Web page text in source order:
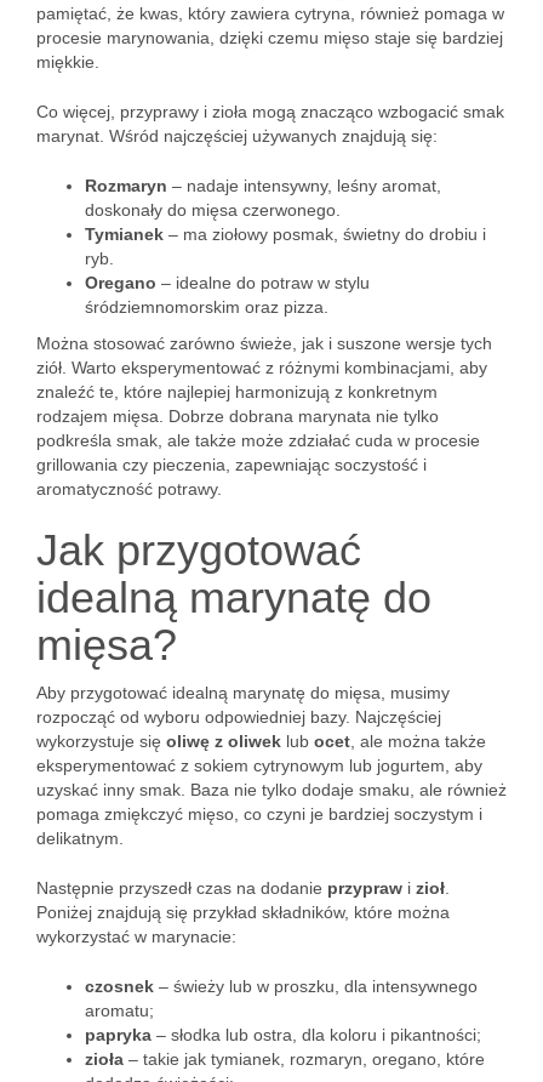
pamiętać, że kwas, który zawiera cytryna, również pomaga w
procesie marynowania, dzięki czemu mięso staje się bardziej
miękkie.
Co więcej, przyprawy i zioła mogą znacząco wzbogacić smak
marynat. Wśród najczęściej używanych znajdują się:
Rozmaryn – nadaje intensywny, leśny aromat,
doskonały do mięsa czerwonego.
Tymianek – ma ziołowy posmak, świetny do drobiu i
ryb.
Oregano – idealne do potraw w stylu
śródziemnomorskim oraz pizza.
Można stosować zarówno świeże, jak i suszone wersje tych
ziół. Warto eksperymentować z różnymi kombinacjami, aby
znaleźć te, które najlepiej harmonizują z konkretnym
rodzajem mięsa. Dobrze dobrana marynata nie tylko
podkreśla smak, ale także może zdziałać cuda w procesie
grillowania czy pieczenia, zapewniając soczystość i
aromatyczność potrawy.
Jak przygotować
idealną marynatę do
mięsa?
Aby przygotować idealną marynatę do mięsa, musimy
rozpocząć od wyboru odpowiedniej bazy. Najczęściej
wykorzystuje się oliwę z oliwek lub ocet , ale można także
eksperymentować z sokiem cytrynowym lub jogurtem, aby
uzyskać inny smak. Baza nie tylko dodaje smaku, ale również
pomaga zmiękczyć mięso, co czyni je bardziej soczystym i
delikatnym.
Następnie przyszedł czas na dodanie przypraw i zioł
Poniżej znajdują się przykład składników, które można
wykorzystać w marynacie:
czosnek – świeży lub w proszku, dla intensywnego
aromatu;
papryka – słodka lub ostra, dla koloru i pikantności;
zioła – takie jak tymianek, rozmaryn, oregano, które